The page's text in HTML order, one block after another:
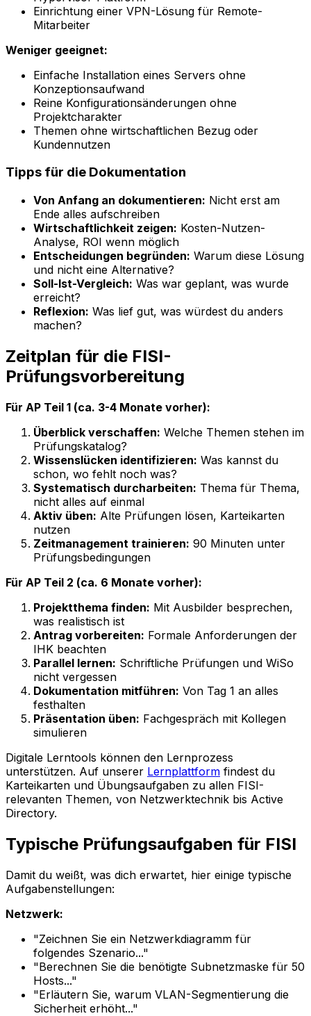
Einrichtung einer VPN-Lösung für Remote-
Mitarbeiter
Weniger geeignet:
Einfache Installation eines Servers ohne
Konzeptionsaufwand
Reine Konfigurationsänderungen ohne
Projektcharakter
Themen ohne wirtschaftlichen Bezug oder
Kundennutzen
Tipps für die Dokumentation
Von Anfang an dokumentieren: Nicht erst am
Ende alles aufschreiben
Wirtschaftlichkeit zeigen: Kosten-Nutzen-
Analyse, ROI wenn möglich
Entscheidungen begründen: Warum diese Lösung
und nicht eine Alternative?
Soll-Ist-Vergleich: Was war geplant, was wurde
erreicht?
Reflexion: Was lief gut, was würdest du anders
machen?
Zeitplan für die FISI-
Prüfungsvorbereitung
Für AP Teil 1 (ca. 3-4 Monate vorher):
Überblick verschaffen: Welche Themen stehen im
Prüfungskatalog?
Wissenslücken identifizieren: Was kannst du
schon, wo fehlt noch was?
Systematisch durcharbeiten: Thema für Thema,
nicht alles auf einmal
Aktiv üben: Alte Prüfungen lösen, Karteikarten
nutzen
Zeitmanagement trainieren: 90 Minuten unter
Prüfungsbedingungen
Für AP Teil 2 (ca. 6 Monate vorher):
Projektthema finden: Mit Ausbilder besprechen,
was realistisch ist
Antrag vorbereiten: Formale Anforderungen der
IHK beachten
Parallel lernen: Schriftliche Prüfungen und WiSo
nicht vergessen
Dokumentation mitführen: Von Tag 1 an alles
festhalten
Präsentation üben: Fachgespräch mit Kollegen
simulieren
Digitale Lerntools können den Lernprozess
unterstützen. Auf unserer Lernplattform findest du
Karteikarten und Übungsaufgaben zu allen FISI-
relevanten Themen, von Netzwerktechnik bis Active
Directory.
Typische Prüfungsaufgaben für FISI
Damit du weißt, was dich erwartet, hier einige typische
Aufgabenstellungen:
Netzwerk:
"Zeichnen Sie ein Netzwerkdiagramm für
folgendes Szenario..."
"Berechnen Sie die benötigte Subnetzmaske für 50
Hosts..."
"Erläutern Sie, warum VLAN-Segmentierung die
Sicherheit erhöht..."